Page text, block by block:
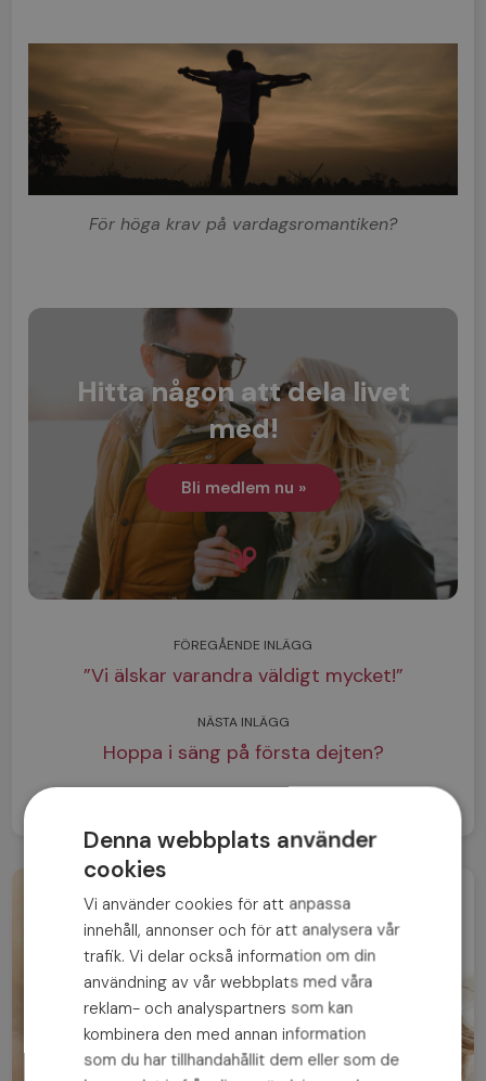
För höga krav på vardagsromantiken?
Hitta någon att dela livet
med!
Bli medlem nu »
FÖREGÅENDE INLÄGG
”Vi älskar varandra väldigt mycket!”
NÄSTA INLÄGG
Hoppa i säng på första dejten?
Denna webbplats använder
cookies
Vi använder cookies för att anpassa
innehåll, annonser och för att analysera vår
trafik. Vi delar också information om din
användning av vår webbplats med våra
reklam- och analyspartners som kan
kombinera den med annan information
som du har tillhandahållit dem eller som de